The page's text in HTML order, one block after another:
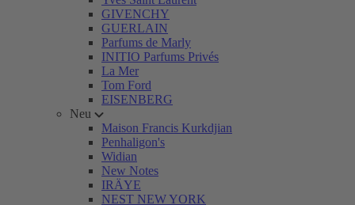
GIVENCHY
GUERLAIN
Parfums de Marly
INITIO Parfums Privés
La Mer
Tom Ford
EISENBERG
Neu
Maison Francis Kurkdjian
Penhaligon's
Widian
New Notes
IRÄYE
NEST NEW YORK